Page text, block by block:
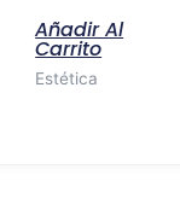
Añadir Al
Carrito
Estética